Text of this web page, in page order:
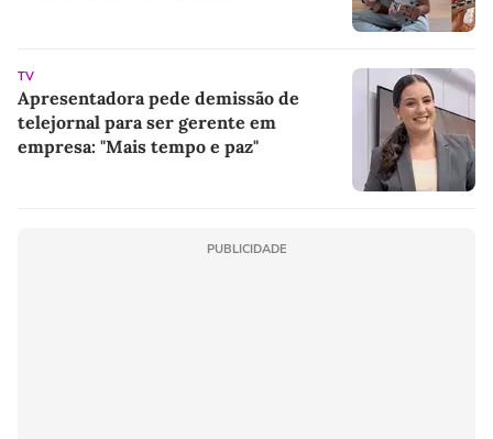
TV
Apresentadora pede demissão de
telejornal para ser gerente em
empresa: "Mais tempo e paz"
PUBLICIDADE